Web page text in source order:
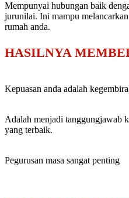
Mempunyai hubungan baik
jurunilai. Ini mampu
rumah anda.
HASILNYA
Kepuasan anda adalah
Adalah menjadi tanggungjawab
yang terbaik.
Pegurusan masa sangat penting